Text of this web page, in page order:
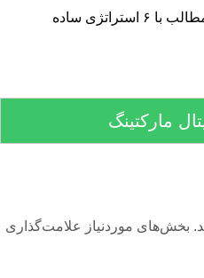
ساده
مارکتینگ
بخش‌های موردنیاز علامت‌گذاری